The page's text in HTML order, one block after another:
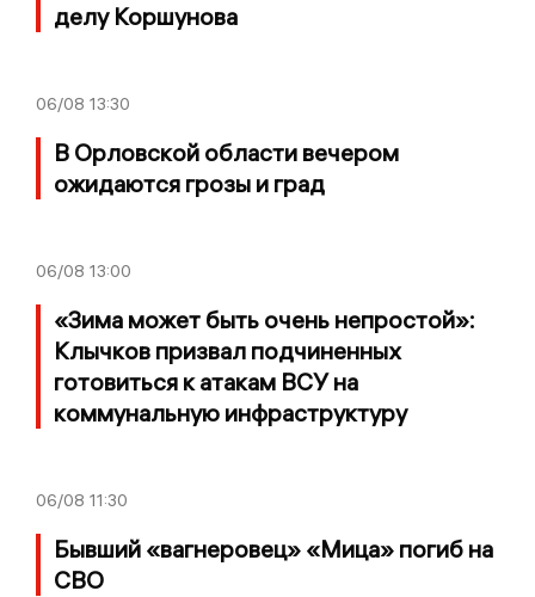
делу Коршунова
06/08 13:30
В Орловской области вечером
ожидаются грозы и град
06/08 13:00
«Зима может быть очень непростой»:
Клычков призвал подчиненных
готовиться к атакам ВСУ на
коммунальную инфраструктуру
06/08 11:30
Бывший «вагнеровец» «Мица» погиб на
СВО